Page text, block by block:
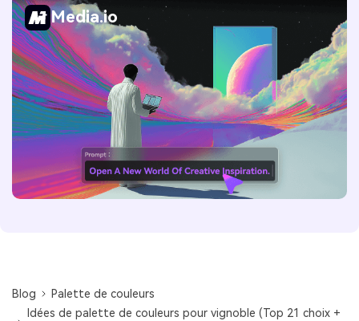
Media.io
Blog
Palette de couleurs
Idées de palette de couleurs pour vignoble (Top 21 choix +